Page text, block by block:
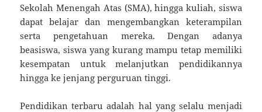
Sekolah Menengah Atas (SMA), hingga kuliah, siswa
dapat belajar dan mengembangkan keterampilan
serta pengetahuan mereka. Dengan adanya
beasiswa, siswa yang kurang mampu tetap memiliki
kesempatan untuk melanjutkan pendidikannya
hingga ke jenjang perguruan tinggi.
Pendidikan terbaru adalah hal yang selalu menjadi